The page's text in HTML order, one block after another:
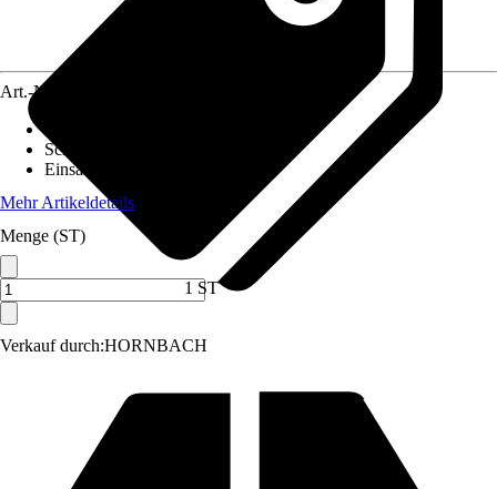
Verkauf durch:HORNBACH
Art.-Nr.
Schutzart
Einsatzbereich
Mehr Artikeldetails
Menge (ST)
1 ST